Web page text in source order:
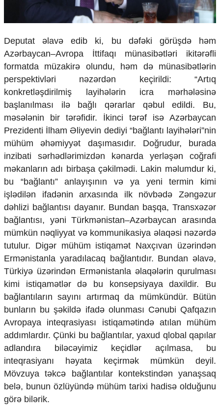
Deputat əlavə edib ki, bu dəfəki görüşdə həm
Azərbaycan–Avropa İttifaqı münasibətləri ikitərəfli
formatda müzakirə olundu, həm də münasibətlərin
perspektivləri nəzərdən keçirildi: “Artıq
konkretləşdirilmiş layihələrin icra mərhələsinə
başlanılması ilə bağlı qərarlar qəbul edildi. Bu,
məsələnin bir tərəfidir. İkinci tərəf isə Azərbaycan
Prezidenti İlham Əliyevin dediyi “bağlantı layihələri”nin
mühüm əhəmiyyət daşımasıdır. Doğrudur, burada
inzibati sərhədlərimizdən kənarda yerləşən coğrafi
məkanların adı birbaşa çəkilmədi. Lakin məlumdur ki,
bu “bağlantı” anlayışının və ya yeni termin kimi
işlədilən ifadənin arxasında ilk növbədə Zəngəzur
dəhlizi bağlantısı dayanır. Bundan başqa, Transxəzər
bağlantısı, yəni Türkmənistan–Azərbaycan arasında
mümkün nəqliyyat və kommunikasiya əlaqəsi nəzərdə
tutulur. Digər mühüm istiqamət Naxçıvan üzərindən
Ermənistanla yaradılacaq bağlantıdır. Bundan əlavə,
Türkiyə üzərindən Ermənistanla əlaqələrin qurulması
kimi istiqamətlər də bu konsepsiyaya daxildir. Bu
bağlantıların sayını artırmaq da mümkündür. Bütün
bunların bu şəkildə ifadə olunması Cənubi Qafqazın
Avropaya inteqrasiyası istiqamətində atılan mühüm
addımlardır. Çünki bu bağlantılar, yaxud qlobal qapılar
adlandıra biləcəyimiz keçidlər açılmasa, bu
inteqrasiyanı həyata keçirmək mümkün deyil.
Mövzuya təkcə bağlantılar kontekstindən yanaşsaq
belə, bunun özlüyündə mühüm tarixi hadisə olduğunu
görə bilərik.